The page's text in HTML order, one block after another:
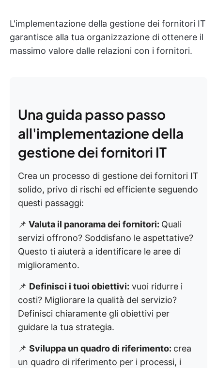
L'implementazione della gestione dei fornitori IT
garantisce alla tua organizzazione di ottenere il
massimo valore dalle relazioni con i fornitori.
Una guida passo passo
all'implementazione della
gestione dei fornitori IT
Crea un processo di gestione dei fornitori IT
solido, privo di rischi ed efficiente seguendo
questi passaggi:
📌 Valuta il panorama dei fornitori: Quali
servizi offrono? Soddisfano le aspettative?
Questo ti aiuterà a identificare le aree di
miglioramento.
📌 Definisci i tuoi obiettivi: vuoi ridurre i
costi? Migliorare la qualità del servizio?
Definisci chiaramente gli obiettivi per
guidare la tua strategia.
📌 Sviluppa un quadro di riferimento: crea
un quadro di riferimento per i processi, i